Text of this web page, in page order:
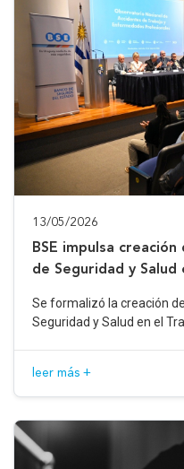
13/05/2026
BSE impulsa
de Seguridad y Salud
Se formalizó la creación
Seguridad y Salud en el
leer más +